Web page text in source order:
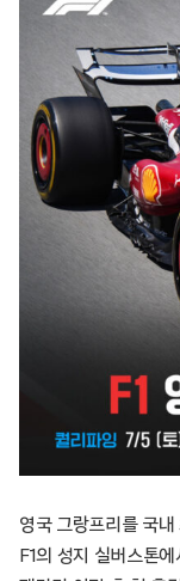
영국 그랑프리를 국
F1의 성지 실버스톤